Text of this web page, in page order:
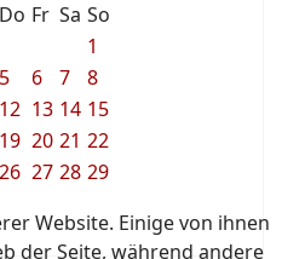
Do Fr Sa So
1
5 6 7
8
12 13 14 15
19 20 21 22
26 27 28 29
Website. Einige von ihnen
der Seite, während andere